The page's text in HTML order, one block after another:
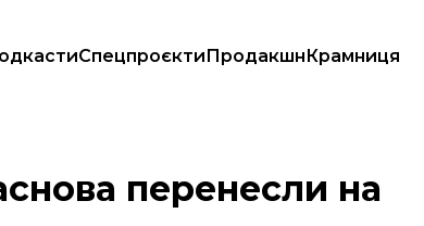
СпецпроєктиПродакшнКрамниця
перенесли на